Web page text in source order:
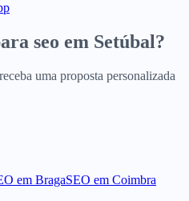
seo em Setúbal?
uma proposta personalizada
em BragaSEO em Coimbra